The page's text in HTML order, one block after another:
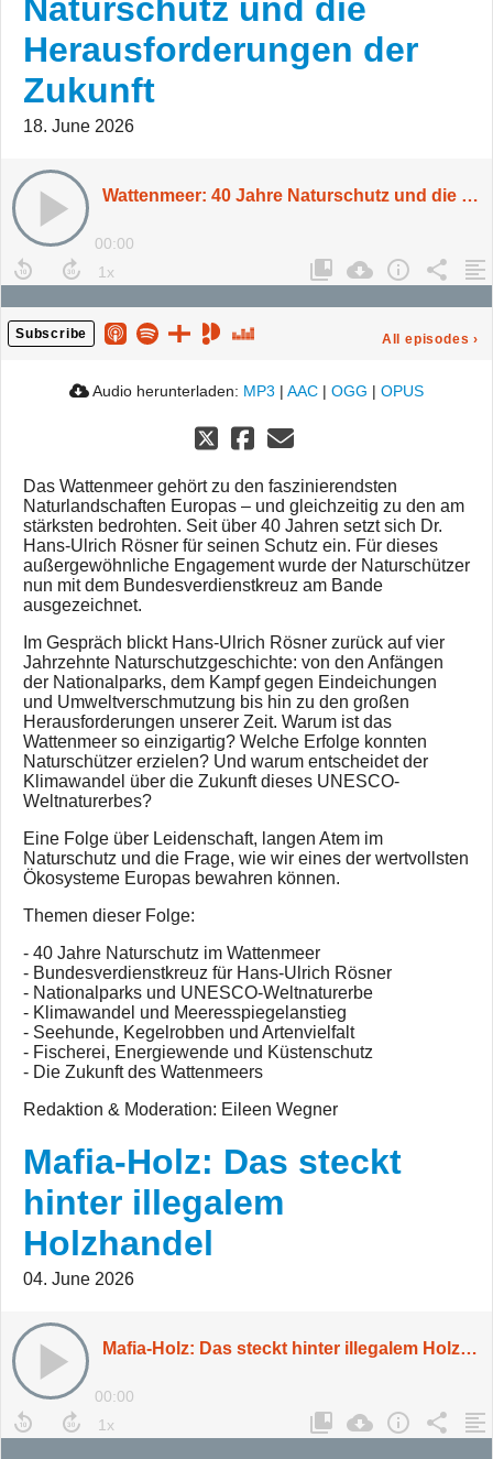
Naturschutz und die
Herausforderungen der
Zukunft
18. June 2026
Wattenmeer: 40 Jahre Naturschutz und die Herausforderungen der Zukunft
00:00
Subscribe All episodes ›
Audio herunterladen: MP3 | AAC | OGG | OPUS
Das Wattenmeer gehört zu den faszinierendsten
Naturlandschaften Europas – und gleichzeitig zu den am
stärksten bedrohten. Seit über 40 Jahren setzt sich Dr.
Hans-Ulrich Rösner für seinen Schutz ein. Für dieses
außergewöhnliche Engagement wurde der Naturschützer
nun mit dem Bundesverdienstkreuz am Bande
ausgezeichnet.
Im Gespräch blickt Hans-Ulrich Rösner zurück auf vier
Jahrzehnte Naturschutzgeschichte: von den Anfängen
der Nationalparks, dem Kampf gegen Eindeichungen
und Umweltverschmutzung bis hin zu den großen
Herausforderungen unserer Zeit. Warum ist das
Wattenmeer so einzigartig? Welche Erfolge konnten
Naturschützer erzielen? Und warum entscheidet der
Klimawandel über die Zukunft dieses UNESCO-
Weltnaturerbes?
Eine Folge über Leidenschaft, langen Atem im
Naturschutz und die Frage, wie wir eines der wertvollsten
Ökosysteme Europas bewahren können.
Themen dieser Folge:
- 40 Jahre Naturschutz im Wattenmeer
- Bundesverdienstkreuz für Hans-Ulrich Rösner
- Nationalparks und UNESCO-Weltnaturerbe
- Klimawandel und Meeresspiegelanstieg
- Seehunde, Kegelrobben und Artenvielfalt
- Fischerei, Energiewende und Küstenschutz
- Die Zukunft des Wattenmeers
Redaktion & Moderation: Eileen Wegner
Mafia-Holz: Das steckt
hinter illegalem
Holzhandel
04. June 2026
Mafia-Holz: Das steckt hinter illegalem Holzhandel
00:00